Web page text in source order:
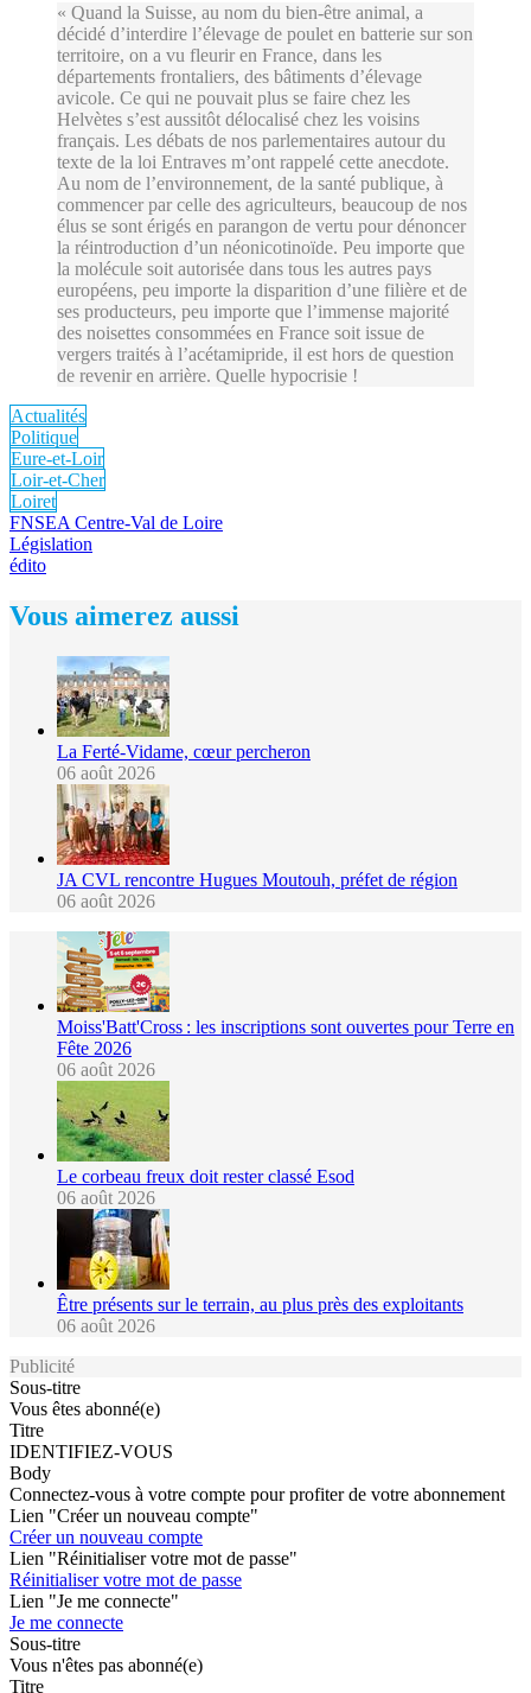
« Quand la Suisse, au nom du bien-être animal, a
décidé d’interdire l’élevage de poulet en batterie sur son
territoire, on a vu fleurir en France, dans les
départements frontaliers, des bâtiments d’élevage
avicole. Ce qui ne pouvait plus se faire chez les
Helvètes s’est aussitôt délocalisé chez les voisins
français. Les débats de nos parlementaires autour du
texte de la loi Entraves m’ont rappelé cette anecdote.
Au nom de l’environnement, de la santé publique, à
commencer par celle des agriculteurs, beaucoup de nos
élus se sont érigés en parangon de vertu pour dénoncer
la réintroduction d’un néonicotinoïde. Peu importe que
la molécule soit autorisée dans tous les autres pays
européens, peu importe la disparition d’une filière et de
ses producteurs, peu importe que l’immense majorité
des noisettes consommées en France soit issue de
vergers traités à l’acétamipride, il est hors de question
de revenir en arrière. Quelle hypocrisie !
Actualités
Politique
Eure-et-Loir
Loir-et-Cher
Loiret
FNSEA Centre-Val de Loire
Législation
édito
Vous aimerez aussi
La Ferté-Vidame, cœur percheron
06 août 2026
JA CVL rencontre Hugues Moutouh, préfet de région
06 août 2026
Moiss'Batt'Cross : les inscriptions sont ouvertes pour Terre en
Fête 2026
06 août 2026
Le corbeau freux doit rester classé Esod
06 août 2026
Être présents sur le terrain, au plus près des exploitants
06 août 2026
Publicité
Sous-titre
Vous êtes abonné(e)
Titre
IDENTIFIEZ-VOUS
Body
Connectez-vous à votre compte pour profiter de votre abonnement
Lien "Créer un nouveau compte"
Créer un nouveau compte
Lien "Réinitialiser votre mot de passe"
Réinitialiser votre mot de passe
Lien "Je me connecte"
Je me connecte
Sous-titre
Vous n'êtes pas abonné(e)
Titre